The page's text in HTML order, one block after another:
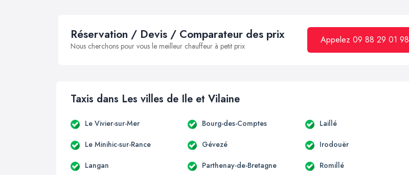
Réservation / Devis / Comparateur des prix
Nous cherchons pour vous le meilleur chauffeur à petit prix
Appelez 09 88 29 01 98
Taxis dans Les villes de Ile et Vilaine
Le Vivier-sur-Mer Bourg-des-Comptes Laillé
Le Minihic-sur-Rance Gévezé Irodouër
Langan Parthenay-de-Bretagne Romillé